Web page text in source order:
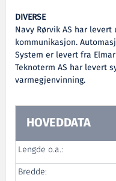
DIVERSE
Navy Rørvik AS har
kommunikasjon.
System er levert fra
Teknoterm AS har levert
varmegjenvinning.
HOVEDDATA
Lengde o.a.:
Bredde: